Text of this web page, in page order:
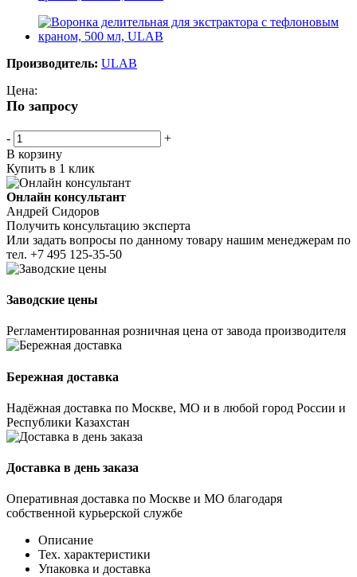
Производитель: ULAB
Цена:
По запросу
-
+
В корзину
Купить в 1 клик
Онлайн консультант
Андрей Сидоров
Получить консультацию эксперта
Или задать вопросы по данному товару нашим менеджерам по
тел. +7 495 125-35-50
Заводские цены
Регламентированная розничная цена от завода производителя
Бережная доставка
Надёжная доставка по Москве, МО и в любой город России и
Республики Казахстан
Доставка в день заказа
Оперативная доставка по Москве и МО благодаря
собственной курьерской службе
Описание
Тех. характеристики
Упаковка и доставка